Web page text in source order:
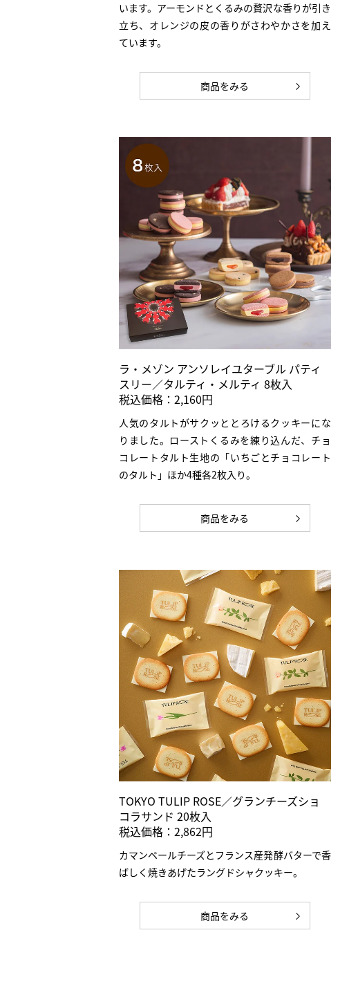
います。アーモンドとくるみの贅沢な香りが引き
立ち、オレンジの皮の香りがさわやかさを加え
ています。
商品をみる
ラ・メゾン アンソレイユターブル パティ
スリー／タルティ・メルティ 8枚入
税込価格：2,160円
人気のタルトがサクッととろけるクッキーにな
りました。ローストくるみを練り込んだ、チョ
コレートタルト生地の「いちごとチョコレート
のタルト」ほか4種各2枚入り。
商品をみる
TOKYO TULIP ROSE／グランチーズショ
コラサンド 20枚入
税込価格：2,862円
カマンベールチーズとフランス産発酵バターで香
ばしく焼きあげたラングドシャクッキー。
商品をみる